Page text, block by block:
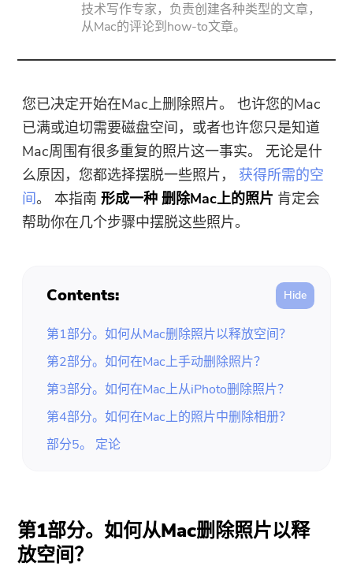
PDF压缩机
免费视频转换器
免费视频编辑器
免费照片压缩机
技术写作专家，负责创建各种类型的文章，
从Mac的评论到how-to文章。
您已决定开始在Mac上删除照片。 也许您的Mac
已满或迫切需要磁盘空间，或者也许您只是知道
Mac周围有很多重复的照片这一事实。 无论是什
么原因，您都选择摆脱一些照片， 获得所需的空
间。 本指南形成一种 删除Mac上的照片 肯定会
帮助你在几个步骤中摆脱这些照片。
Contents:
第1部分。如何从Mac删除照片以释放空间？
第2部分。如何在Mac上手动删除照片？
第3部分。如何在Mac上从iPhoto删除照片？
第4部分。如何在Mac上的照片中删除相册？
部分5。 定论
第1部分。如何从Mac删除照片以释
放空间？